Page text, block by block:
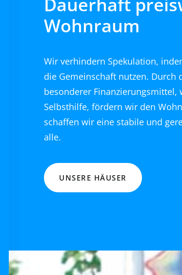
Wohnraum
Wir verhindern Spekulation,
die Gemeinschaft nutzen. Durch
besonderer Finanzierungsmittel,
Selbsthilfe, fördern wir den
schaffen wir eine stabile und
alle.
UNSERE HÄUSER